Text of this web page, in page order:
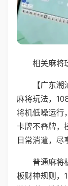
相关麻将
【广东
麻将玩法，
将机低噪运行
卡牌不叠牌，
日常消遣，尽
普通麻将
板财神规则，